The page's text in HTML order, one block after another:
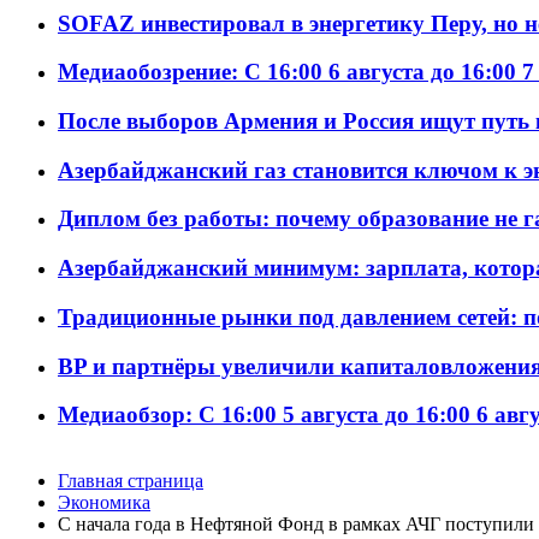
SOFAZ инвестировал в энергетику Перу, но
Медиаобозрение: С 16:00 6 августа до 16:00 7
После выборов Армения и Россия ищут путь
Азербайджанский газ становится ключом к
Диплом без работы: почему образование не
Азербайджанский минимум: зарплата,
Традиционные рынки под давлением сетей:
BP и партнёры увеличили
Медиаобзор: С 16:00 5 августа до 16:00 6
Главная страница
Экономика
С начала года в Нефтяной Фонд в рамках АЧГ поступили